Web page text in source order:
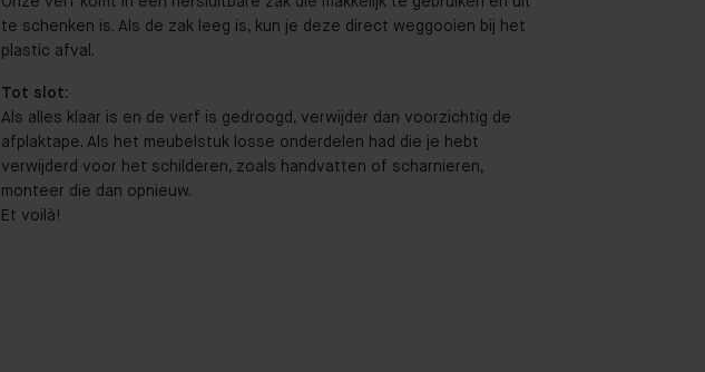
te schenken is. Als de zak leeg is, kun je deze direct weggooien bij het
plastic afval.
Tot slot:
Als alles klaar is en de verf is gedroogd, verwijder dan voorzichtig de
afplaktape. Als het meubelstuk losse onderdelen had die je hebt
verwijderd voor het schilderen, zoals handvatten of scharnieren,
monteer die dan opnieuw.
Et voilà !